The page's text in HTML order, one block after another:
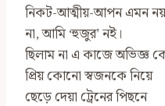
নিকট-আত্মীয়-আপন এমন
না, আমি ‘হুজুর’ নই।
ছিলাম না এ কাজে অভিজ্ঞ
প্রিয় কোনো স্বজনকে নিয়ে
ছেড়ে দেয়া ট্রেনের পিছনে